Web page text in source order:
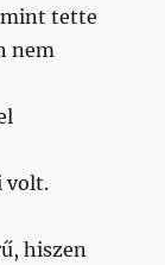
mint tette
nem
volt.
hiszen